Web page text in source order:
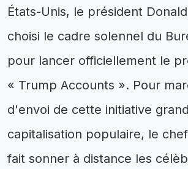
États-Unis, le président
choisi le cadre solennel du
pour lancer officiellement le
« Trump Accounts ». Pour
d'envoi de cette initiative
capitalisation populaire, le chef
fait sonner à distance les